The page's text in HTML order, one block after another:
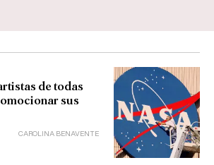
de todas
sus
CAROLINA BENAVENTE